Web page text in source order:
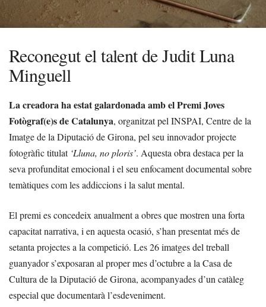
Reconegut el talent de Judit Luna
Minguell
La creadora ha estat galardonada amb el Premi Joves
Fotògraf(e)s de Catalunya, organitzat pel INSPAI, Centre de la
Imatge de la Diputació de Girona, pel seu innovador projecte
fotogràfic titulat ‘Lluna, no ploris’. Aquesta obra destaca per la
seva profunditat emocional i el seu enfocament documental sobre
temàtiques com les addiccions i la salut mental.
El premi es concedeix anualment a obres que mostren una forta
capacitat narrativa, i en aquesta ocasió, s’han presentat més de
setanta projectes a la competició. Les 26 imatges del treball
guanyador s’exposaran al proper mes d’octubre a la Casa de
Cultura de la Diputació de Girona, acompanyades d’un catàleg
especial que documentarà l’esdeveniment.